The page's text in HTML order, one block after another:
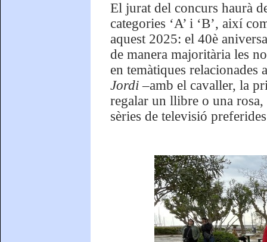
El jurat del concurs haurà
categories ‘A’ i ‘B’, així
aquest 2025: el 40è
de manera majoritària les
en temàtiques
Jordi–amb el cavaller, la
regalar un llibre o una rosa,
sèries de televisió